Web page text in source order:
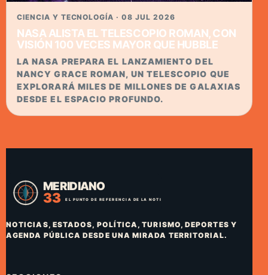
CIENCIA Y TECNOLOGÍA · 08 JUL 2026
NASA ALISTA EL TELESCOPIO ROMAN, CON
VISIÓN 100 VECES MAYOR QUE HUBBLE
LA NASA PREPARA EL LANZAMIENTO DEL
NANCY GRACE ROMAN, UN TELESCOPIO QUE
EXPLORARÁ MILES DE MILLONES DE GALAXIAS
DESDE EL ESPACIO PROFUNDO.
NOTICIAS, ESTADOS, POLÍTICA, TURISMO, DEPORTES Y
AGENDA PÚBLICA DESDE UNA MIRADA TERRITORIAL.